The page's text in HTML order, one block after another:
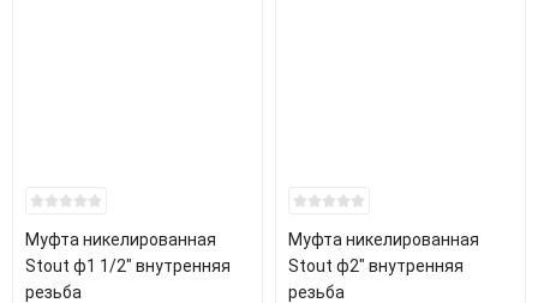
Муфта никелированная
Stout ф1 1/2" внутренняя
резьба
Муфта никелированная
Stout ф2" внутренняя
резьба